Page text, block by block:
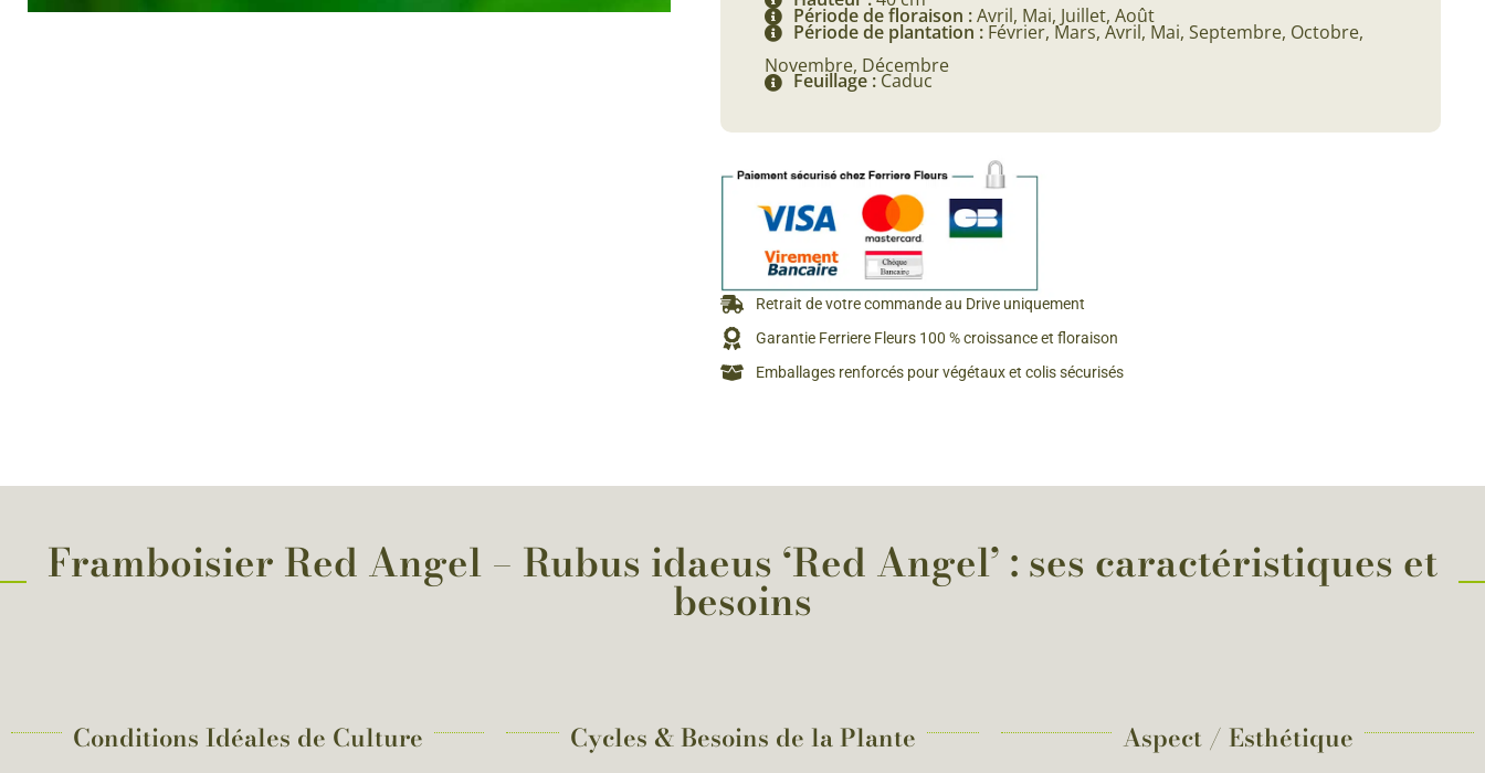
Semences & Graines Spéciales Fraîcheur
d’Antan
Bulbes du Potager
Période de floraison :Avril, Mai, Juillet, Août
Période de plantation : Février, Mars, Avril, Mai, Septembre, Octobre,
Novembre, Décembre
Feuillage : Caduc
Retrait de votre commande au Drive uniquement
Garantie Ferriere Fleurs 100 % croissance et floraison
Emballages renforcés pour végétaux et colis sécurisés
Framboisier Red Angel – Rubus idaeus ‘Red Angel’ : ses caractéristiques et
besoins
Conditions Idéales de Culture Cycles & Besoins de la Plante​ Aspect / Esthétique